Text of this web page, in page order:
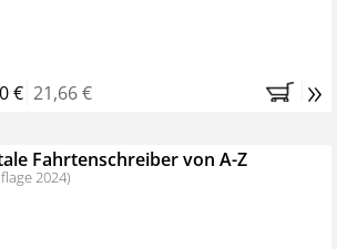
VerkehrsRundschau Profipaket im
zwei Monate (inkl. der derzeitig
Sie nichts weiter tun, das
automatisch, es entstehen keine
€ 21,66 € »
Fahrtenschreiber von A-Z
2024)